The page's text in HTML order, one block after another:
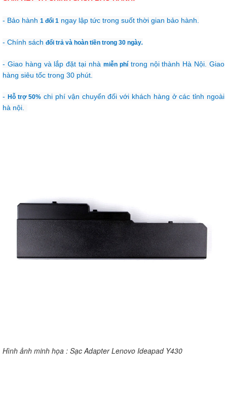
- Bảo hành 1 đổi 1 ngay lập tức trong suốt thời gian bảo hành.
- Chính sách đổi trả và hoàn tiền trong 30 ngày.
- Giao hàng và lắp đặt tại nhà miễn phítrong nội thành Hà Nội. Giao
hàng siêu tốc trong 30 phút.
- Hỗ trợ 50% chi phí vận chuyển đối với khách hàng ở các tỉnh ngoài
hà nội.
Hình ảnh minh họa : Sạc Adapter Lenovo Ideapad Y430